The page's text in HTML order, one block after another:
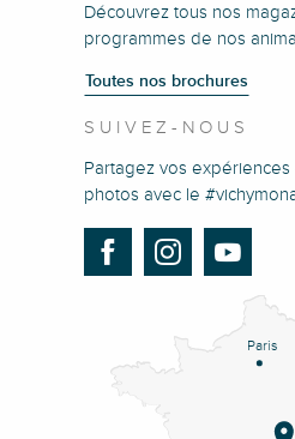
Découvrez tous nos
programmes de nos
Toutes nos brochures
SUIVEZ-NOUS
Partagez vos
photos avec le
Paris